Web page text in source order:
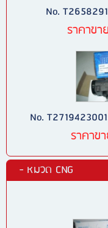
No.
ราคาข
No.
ราคาข
- หมวด CNG